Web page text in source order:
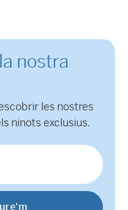
nostra
les nostres
ninots exclusius.